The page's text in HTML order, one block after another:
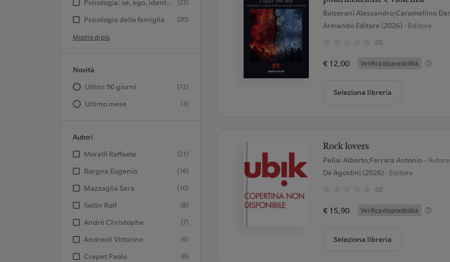
Psicologia: sé, ego, identità, personalità (23)
Psicologia della famiglia (20)
Mostra di più
Novità
Ultimi 90 giorni
(12)
Ultimo mese (3)
Autori
Morelli Raffaele
(21)
Borgna Eugenio (16)
Mazzaglia Sara (10)
Sellin Rolf (8)
André Christophe (7)
Andreoli Vittorino (6)
Crepet Paolo (6)
Balzerani Alessandro;Caramellino
Armando Editore (2026)- Editore
(0)
€ 12,00 Verifica disponibilità
Seleziona libreria
Rock lovers
Pellai Alberto;Ferrara Antonio - Autore
De Agostini (2026)- Editore
(0)
€ 15,90 Verifica disponibilità
Seleziona libreria